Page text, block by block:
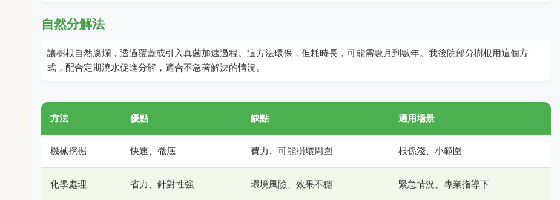
自然分解法
讓樹根自然腐爛，透過覆蓋或引入真菌加速過程。這方法環保，但耗時長，可能需數月到數年。我後院部分樹根用這個方
式，配合定期澆水促進分解，適合不急著解決的情況。
方法 優點 缺點 適用場景
機械挖掘 快速、徹底 費力、可能損壞周圍 根係淺、小範圍
化學處理 省力、針對性強 環境風險、效果不穩 緊急情況、專業指導下